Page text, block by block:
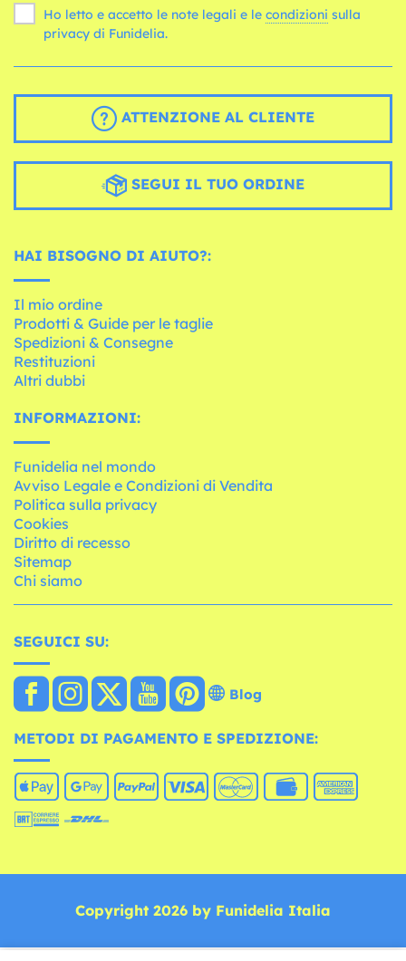
Ho letto e accetto le note legali e le condizioni
privacy di Funidelia.
ATTENZIONE AL CLIENTE
SEGUI IL TUO ORDINE
HAI BISOGNO DI AIUTO?:
Il mio ordine
Prodotti & Guide per le taglie
Spedizioni & Consegne
Restituzioni
Altri dubbi
INFORMAZIONI:
Funidelia nel mondo
Avviso Legale e Condizioni di Vendita
Politica sulla privacy
Cookies
Diritto di recesso
Sitemap
Chi siamo
SEGUICI SU:
Blog
METODI DI PAGAMENTO E SPEDIZIONE:
Copyright 2026 by Funidelia Italia